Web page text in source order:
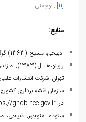
[11] . نوچمنی
منابع:
ذبیحی، مسیح. (1363).گرگان‌نامه. تهران: انتشارات بابک.
تهران: شرکت انتشارات
سازمان نقشه برداری
در:gndb.ncc.gov.ir